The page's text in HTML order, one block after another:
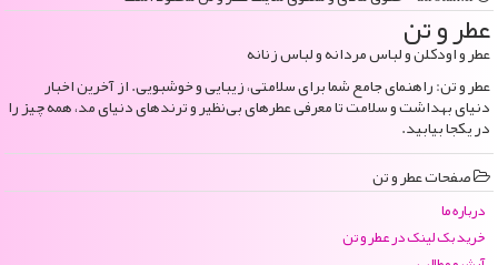
عطر و تن
عطر و اودکلن و لباس مردانه و لباس زنانه
عطر و تن: راهنمای جامع شما برای سلامتی، زیبایی و خوشبویی. از آخرین اخبار
دنیای بهداشت و سلامت تا معرفی عطرهای بی‌نظیر و ترندهای دنیای مد، همه چیز را
در یکجا بیابید.
صفحات عطر و تن
درباره ما
خرید بک لینک در عطر و تن